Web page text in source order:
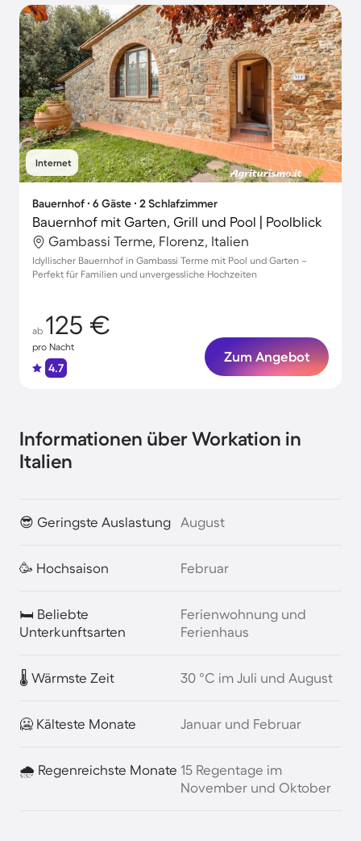
Internet
Bauernhof ∙ 6 Gäste ∙ 2 Schlafzimmer
Bauernhof mit Garten, Grill und Pool | Poolblick
Gambassi Terme, Florenz, Italien
Idyllischer Bauernhof in Gambassi Terme mit Pool und Garten –
Perfekt für Familien und unvergessliche Hochzeiten
ab 125 €
pro Nacht
4.7
Zum Angebot
Informationen über Workation in
Italien
😎 Geringste Auslastung August
🥳 Hochsaison Februar
🛏️ Beliebte
Unterkunftsarten
Ferienwohnung und
Ferienhaus
🌡️ Wärmste Zeit 30 °C im Juli und August
🥶 Kälteste Monate Januar und Februar
🌧️ Regenreichste Monate 15 Regentage im
November und Oktober